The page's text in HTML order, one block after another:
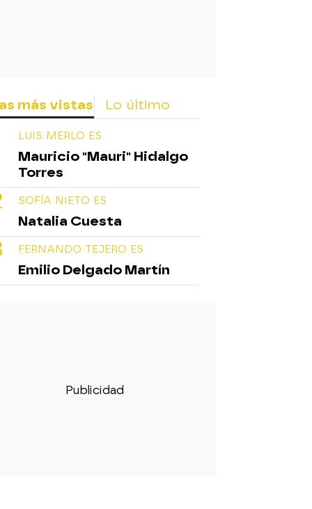
más vistas Lo último
LUIS MERLO ES
Mauricio "Mauri" Hidalgo
Torres
SOFÍA NIETO ES
Natalia Cuesta
FERNANDO TEJERO ES
Emilio Delgado Martín